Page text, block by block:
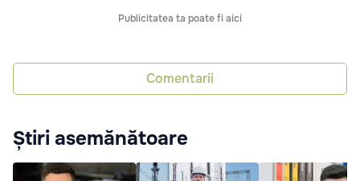
Publicitatea ta poate fi aici
Comentarii
Știri asemănătoare